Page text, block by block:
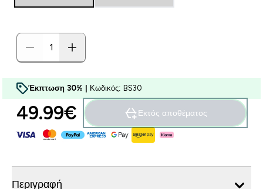
Έκπτωση 30% | Κωδικός: BS30
49.99€‎ Εκτός αποθέματος
Περιγραφή